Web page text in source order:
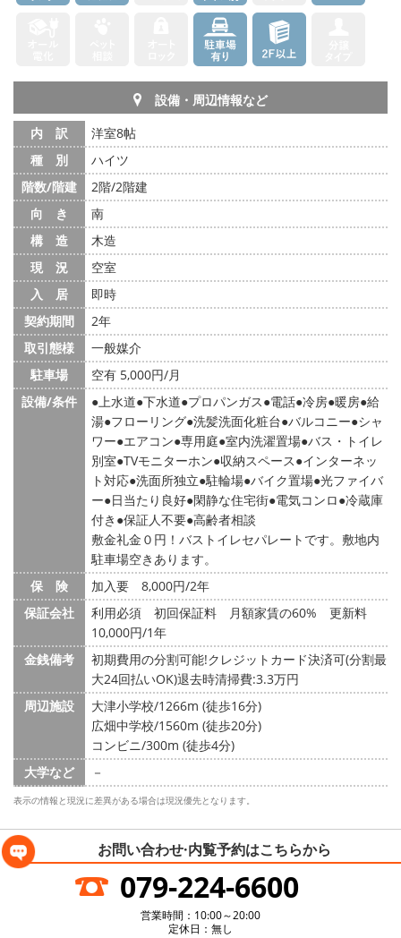
設備・周辺情報など
内 訳
洋室8帖
種 別
ハイツ
階数/階建
2階/2階建
向 き
南
構 造
木造
現 況
空室
入 居
即時
契約期間
2年
取引態様
一般媒介
駐車場
空有 5,000円/月
設備/条件
上水道 下水道 プロパンガス 電話 冷房 暖房 給
湯 フローリング 洗髪洗面化粧台 バルコニー シャ
ワー エアコン 専用庭 室内洗濯置場 バス・トイレ
別室 TVモニターホン 収納スペース インターネッ
ト対応 洗面所独立 駐輪場 バイク置場 光ファイバ
ー 日当たり良好 閑静な住宅街 電気コンロ 冷蔵庫
付き 保証人不要 高齢者相談
敷金礼金０円！バストイレセパレートです。敷地内
駐車場空きあります。
保 険
加入要 8,000円/2年
保証会社
利用必須 初回保証料 月額家賃の60% 更新料
10,000円/1年
金銭備考
初期費用の分割可能!クレジットカード決済可(分割最
大24回払いOK)退去時清掃費:3.3万円
周辺施設
大津小学校/1266m (徒歩16分)
広畑中学校/1560m (徒歩20分)
コンビニ/300m (徒歩4分)
大学など
－
表示の情報と現況に差異がある場合は現況優先となります。
お問い合わせ·内覧予約はこちらから
079-224-6600
営業時間：10:00～20:00
定休日：無し